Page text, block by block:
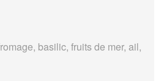
basilic, fruits de mer, ail,